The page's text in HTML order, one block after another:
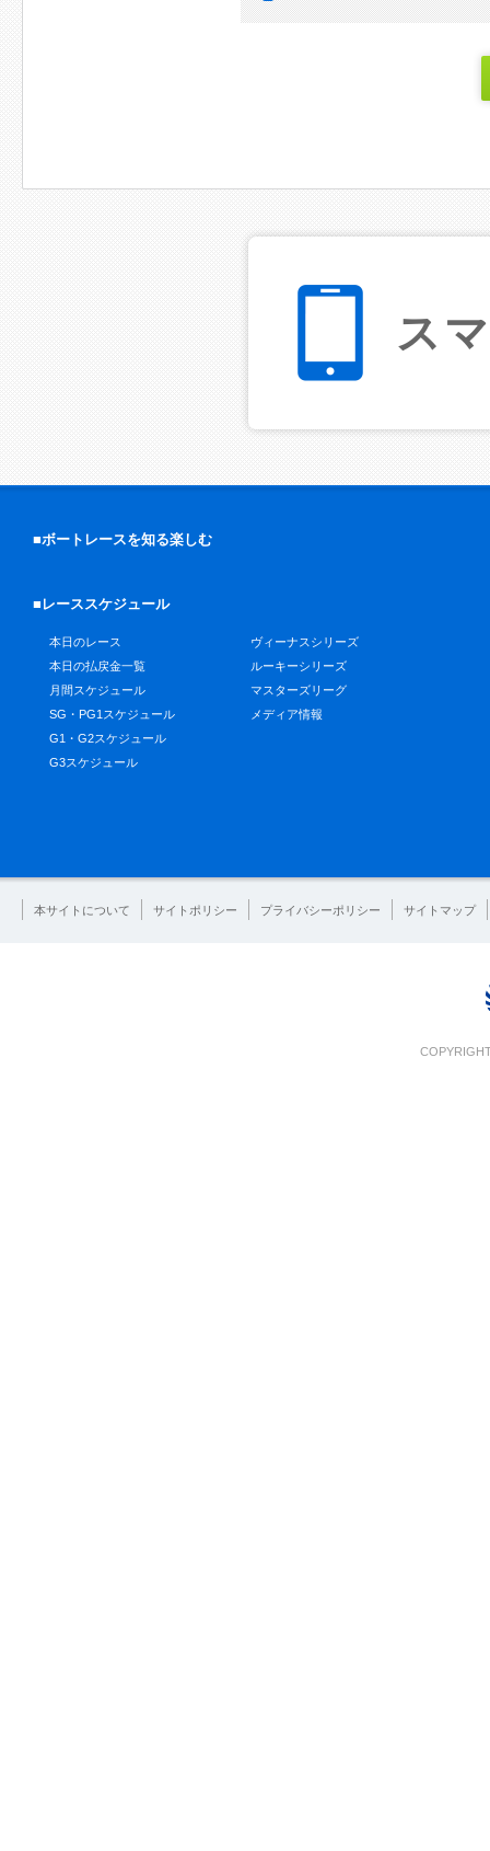
ス
■ボートレースを知る楽しむ
■レーススケジュール
本日のレース
本日の払戻金一覧
月間スケジュール
SG・PG1スケジュール
G1・G2スケジュール
G3スケジュール
ヴィーナスシリーズ
ルーキーシリーズ
マスターズリーグ
メディア情報
本サイトについて サイトポリシー プライバシーポリシー サイトマップ